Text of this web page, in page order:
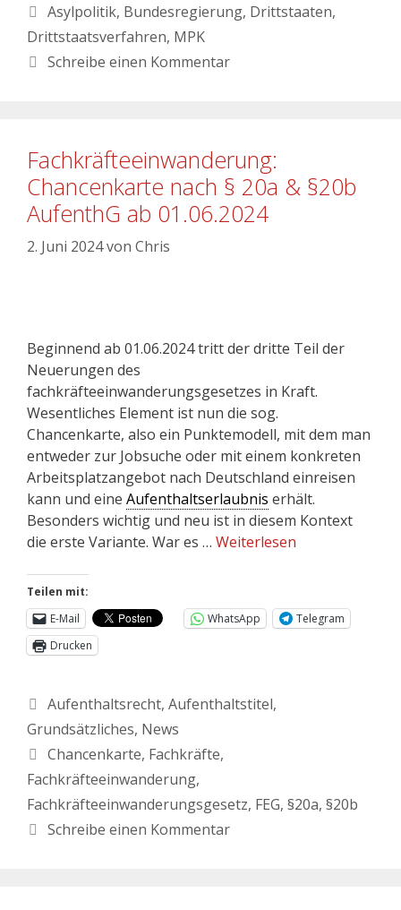
Asylpolitik, Bundesregierung, Drittstaaten,
Drittstaatsverfahren, MPK
Schreibe einen Kommentar
Fachkräfteeinwanderung:
Chancenkarte nach § 20a & §20b
AufenthG ab 01.06.2024
2. Juni 2024von Chris
Beginnend ab 01.06.2024 tritt der dritte Teil der
Neuerungen des
fachkräfteeinwanderungsgesetzes in Kraft.
Wesentliches Element ist nun die sog.
Chancenkarte, also ein Punktemodell, mit dem man
entweder zur Jobsuche oder mit einem konkreten
Arbeitsplatzangebot nach Deutschland einreisen
kann und eine Aufenthaltserlaubnis erhält.
Besonders wichtig und neu ist in diesem Kontext
die erste Variante. War es … Weiterlesen
Teilen mit:
E-Mail
WhatsApp
Telegram
Drucken
Aufenthaltsrecht, Aufenthaltstitel,
Grundsätzliches, News
Chancenkarte, Fachkräfte,
Fachkräfteeinwanderung,
Fachkräfteeinwanderungsgesetz, FEG, §20a, §20b
Schreibe einen Kommentar